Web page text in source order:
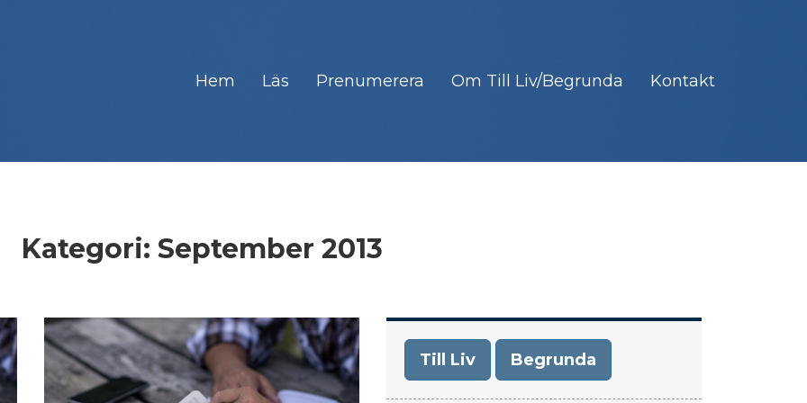
Hem Läs Prenumerera Om Till Liv/Begrunda Kontakt
Kategori: September 2013
Till Liv Begrunda